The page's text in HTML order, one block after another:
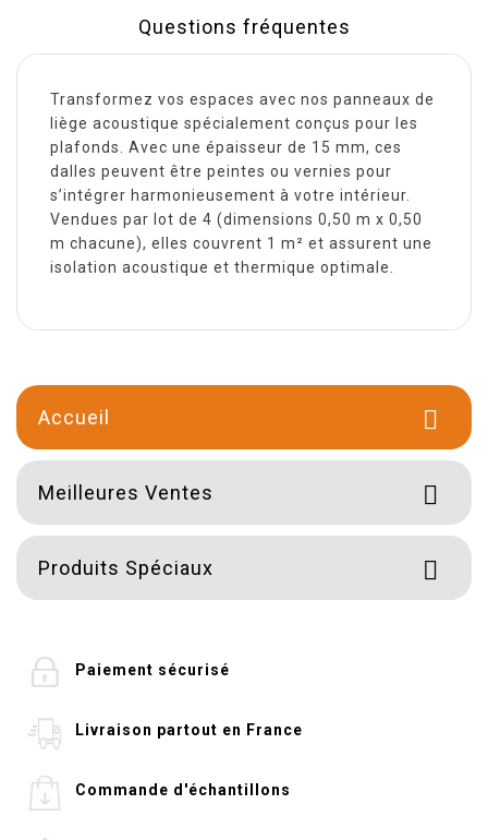
Questions fréquentes
Transformez vos espaces avec nos panneaux de
liège acoustique spécialement conçus pour les
plafonds. Avec une épaisseur de 15 mm, ces
dalles peuvent être peintes ou vernies pour
s’intégrer harmonieusement à votre intérieur.
Vendues par lot de 4 (dimensions 0,50 m x 0,50
m chacune), elles couvrent 1 m² et assurent une
isolation acoustique et thermique optimale.
Accueil 
Meilleures Ventes 
Produits Spéciaux 
Paiement sécurisé
Livraison partout en France
Commande d'échantillons